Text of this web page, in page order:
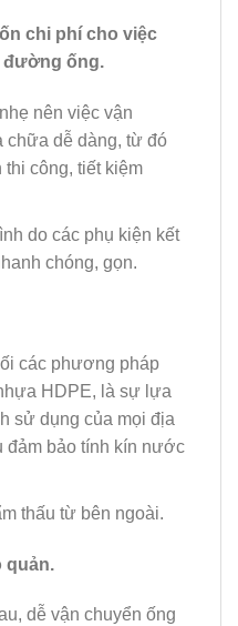
chi phí cho việc
ống.
nên việc vận
chữa dễ dàng, từ đó
công, tiết kiệm
do các phụ kiện kết
chóng, gọn.
các phương pháp
HDPE, là sự lựa
sử dụng của mọi địa
đảm bảo tính kín nước
thấu từ bên ngoài.
quản.
dễ vận chuyển ống